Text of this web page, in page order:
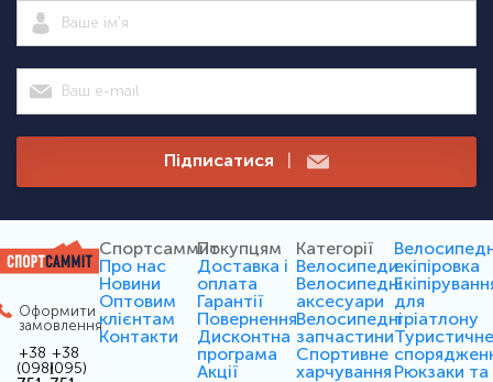
Підписатися |
Оформити
замовлення
+38
(098)
+38
(095)
Спортсаммит
Про нас
Новини
Оптовим
клієнтам
Контакти
Покупцям
Доставка і
оплата
Гарантії
Повернення
Дисконтна
програма
Акції
Категорії
Велосипеди
Велосипедні
аксесуари
Велосипедні
запчастини
Спортивне
харчування
екіпіровка
для
тріатлону
Рюкзаки та